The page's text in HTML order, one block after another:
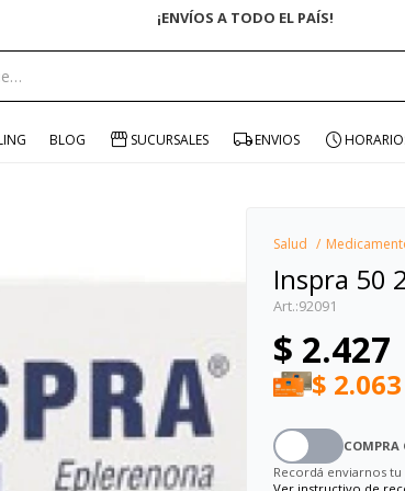
¡ENVÍOS A TODO EL PAÍS!
BLOG SUCURSALES ENVIOS
Salud
Inspra 50
92091
$ 2.427
$ 2.063
COMPRA
Recordá enviarnos